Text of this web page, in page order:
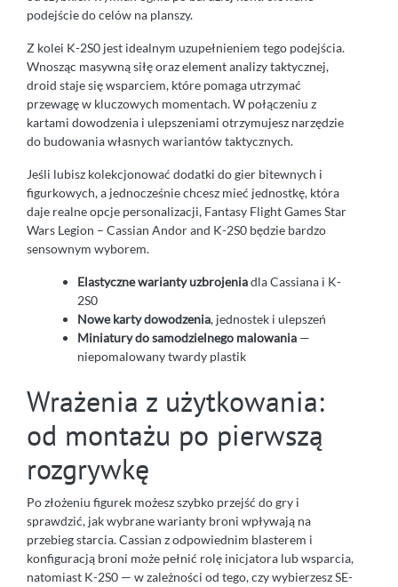
podejście do celów na planszy.
Z kolei K-2S0 jest idealnym uzupełnieniem tego podejścia.
Wnosząc masywną siłę oraz element analizy taktycznej,
droid staje się wsparciem, które pomaga utrzymać
przewagę w kluczowych momentach. W połączeniu z
kartami dowodzenia i ulepszeniami otrzymujesz narzędzie
do budowania własnych wariantów taktycznych.
Jeśli lubisz kolekcjonować dodatki do gier bitewnych i
figurkowych, a jednocześnie chcesz mieć jednostkę, która
daje realne opcje personalizacji, Fantasy Flight Games Star
Wars Legion – Cassian Andor and K-2S0 będzie bardzo
sensownym wyborem.
Elastyczne warianty uzbrojeniadla Cassiana i K-
2S0
Nowe karty dowodzenia, jednostek i ulepszeń
Miniatury do samodzielnego malowania —
niepomalowany twardy plastik
Wrażenia z użytkowania:
od montażu po pierwszą
rozgrywkę
Po złożeniu figurek możesz szybko przejść do gry i
sprawdzić, jak wybrane warianty broni wpływają na
przebieg starcia. Cassian z odpowiednim blasterem i
konfiguracją broni może pełnić rolę inicjatora lub wsparcia,
natomiast K-2S0 — w zależności od tego, czy wybierzesz SE-